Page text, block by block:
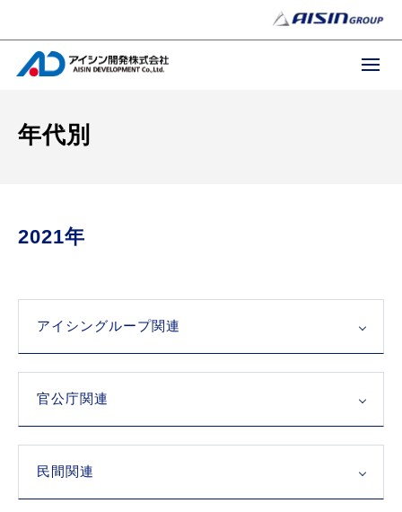
年代別
2021年
アイシングループ関連
官公庁関連
民間関連